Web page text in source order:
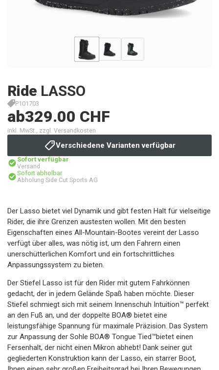
Ride LASSO
P101703
ab329.00 CHF
inkl. MwSt., zzgl. Versandkosten
Verschiedene Varianten verfügbar
Sofort verfügbar
Versand
Sofort abholbar
Abholung Side Cut Sports AG
Der Lasso bietet viel Dynamik und gibt festen Halt für vielseitige
Rider, die ihre Grenzen austesten wollen. Mit den besten
Eigenschaften eines All-Mountain-Bootes vereint der Lasso
verfügt über alles, was nötig ist, um den Fahrern einen
unerschütterlichen Komfort und ein fortschrittliches
Anpassungssystem zu bieten.
Der Stiefel Lasso ist für den Rider mit gutem Fahrkönnen
gedacht, der in jedem Gelände Spaß haben möchte. Dieser
Stiefel schmiegt sich mit seinem Innenschuh Intuition™ perfekt
an den Fuß an, und der doppelte BOA® bietet eine
leistungsfähige Spannung für maximale Präzision. Das System
zur Anpassung der Sohle BOA® Tongue Tied™bietet einen
Fersenhalt, der nicht einen Mikron abhebt! Dank seiner gut
gegliederten Konstruktion kann der Lasso, ein starrer Boot,